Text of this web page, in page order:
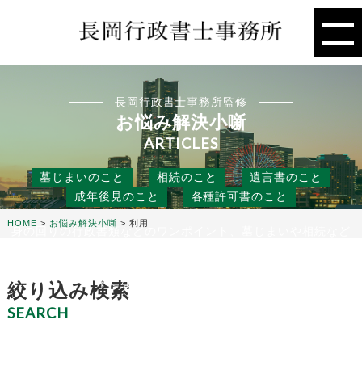
長岡行政書士事務所監修
お悩み解決小噺
ARTICLES
墓じまいのこと 相続のこと
遺言書のこと
成年後見のこと
各種許可書のこと
身の回りの行政書類などのワンポイント、墓じまいや相続など
ネになる小噺をお届けします。
HOME > お悩み解決小噺 > 利用
絞り込み検索
SEARCH